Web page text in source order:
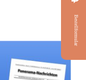
Bestellformular